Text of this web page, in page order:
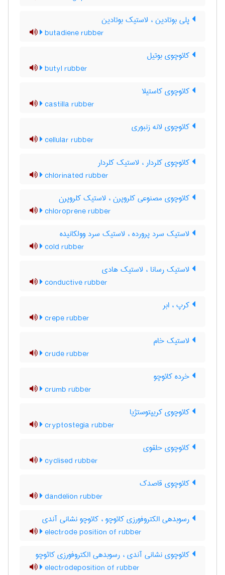
پلی بوتادین ، لاستیک بوتادین
butadiene rubber
کائوچوی بوتیل
butyl rubber
کائوچوی کاستیلا
castilla rubber
کائوچوی لانه زنبوری
cellular rubber
کائوچوی کلردار ، لاستیک کلردار
chlorinated rubber
کائوچوی مصنوعی کلروپرن ، لاستیک کلروپرن
chloroprene rubber
لاستیک سرد پرورده ، لاستیک سرد وولکانیده
cold rubber
لاستیک رسانا ، لاستیک هادی
conductive rubber
کرپ ، ابر
crepe rubber
لاستیک خام
crude rubber
خرده کائوچو
crumb rubber
کائوچوی کریپتوستژیا
cryptostegia rubber
کائوچوی حلقوی
cyclised rubber
کائوچوی قاصدک
dandelion rubber
رسوبدهی الکتروفورزی کائوچو ، کائوچو نشانی آندی
electrode position of rubber
کائوچوی نشانی آندی ، رسوبدهی الکتروفورزی کاثوچو
electrodeposition of rubber